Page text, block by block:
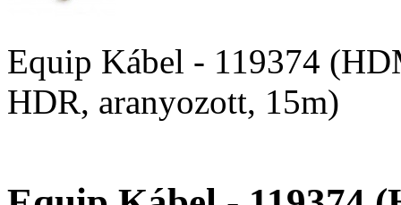
Equip Kábel - 119374
HDR, aranyozott, 15m)